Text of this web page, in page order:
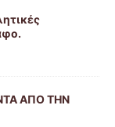
ΑΠΟ ΤΗΝ